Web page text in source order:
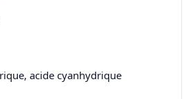
acide cyanhydrique